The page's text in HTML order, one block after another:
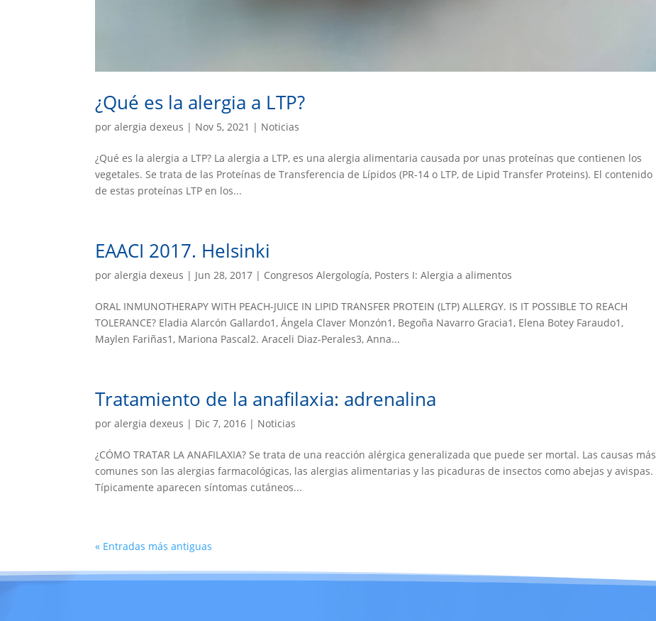
¿Qué es la alergia a LTP?
poralergia dexeus | Nov 5, 2021 | Noticias
¿Qué es la alergia a LTP? La alergia a LTP, es una alergia alimentaria causada por unas proteínas que contienen los
vegetales. Se trata de las Proteínas de Transferencia de Lípidos (PR-14 o LTP, de Lipid Transfer Proteins). El contenido
de estas proteínas LTP en los...
EAACI 2017. Helsinki
poralergia dexeus | Jun 28, 2017 | Congresos Alergología, Posters I: Alergia a alimentos
ORAL INMUNOTHERAPY WITH PEACH-JUICE IN LIPID TRANSFER PROTEIN (LTP) ALLERGY. IS IT POSSIBLE TO REACH
TOLERANCE? Eladia Alarcón Gallardo1, Ángela Claver Monzón1, Begoña Navarro Gracia1, Elena Botey Faraudo1,
Maylen Fariñas1, Mariona Pascal2. Araceli Diaz-Perales3, Anna...
Tratamiento de la anafilaxia: adrenalina
poralergia dexeus | Dic 7, 2016 | Noticias
¿CÓMO TRATAR LA ANAFILAXIA? Se trata de una reacción alérgica generalizada que puede ser mortal. Las causas más
comunes son las alergias farmacológicas, las alergias alimentarias y las picaduras de insectos como abejas y avispas.
Típicamente aparecen síntomas cutáneos...
« Entradas más antiguas